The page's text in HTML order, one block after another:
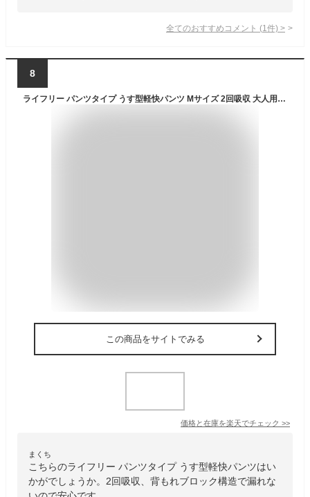
全てのおすすめコメント (1 件) >
8
ライフリー パンツタイプ うす型軽快パンツ Mサイズ 2回吸収 大人用おむつ(22枚入)【ライフリー 中度アウター】
この商品をサイトでみる
価格と在庫を楽天でチェック >>
まくち
こちらのライフリー パンツタイプ うす型軽快パンツはい
かがでしょうか。2回吸収、背もれブロック構造で漏れな